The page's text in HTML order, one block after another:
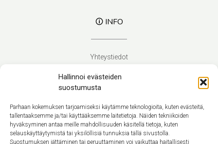
Hallinnoi evästeiden
suostumusta
Parhaan kokemuksen tarjoamiseksi käytämme teknologioita, kuten evästeitä,
tallentaaksemme ja/tai käyttääksemme laitetietoja. Näiden tekniikoiden
hyväksyminen antaa meille mahdollisuuden käsitellä tietoja, kuten
selauskäyttäytymistä tai yksilöllisiä tunnuksia tällä sivustolla.
Suostumuksen jättäminen tai peruuttaminen voi vaikuttaa haitallisesti
🛈 INFO
Yhteystiedot
Toimitusehdot
Tietosuojaseloste
Suomi